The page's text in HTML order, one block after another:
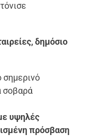
δημόσιο
σημερινό
σοβαρά
υψηλές
πρόσβαση